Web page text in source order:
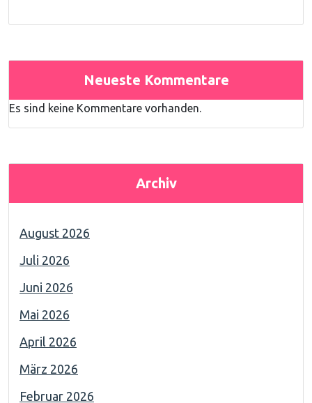
Neueste Kommentare
Es sind keine Kommentare vorhanden.
Archiv
August 2026
Juli 2026
Juni 2026
Mai 2026
April 2026
März 2026
Februar 2026